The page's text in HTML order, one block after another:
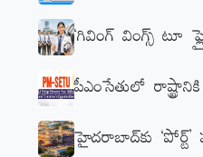
‘గివింగ్‌ వింగ్స్‌ టూ
పీఎంసేతులో
హైదరాబాద్‌కు